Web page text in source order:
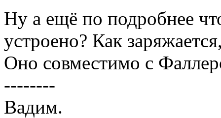
Ну а ещё по подробнее
устроено? Как
Оно совместимо с
--------
Вадим.